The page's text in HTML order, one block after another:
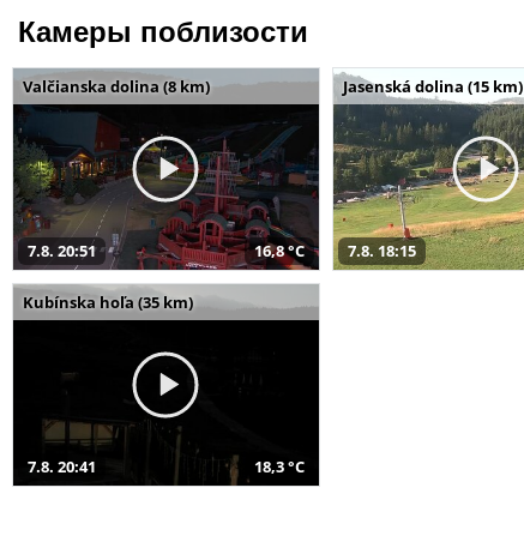
Камеры поблизости
Valčianska dolina (8 km)
7.8. 20:51 16,8 °C
Jasenská dolina (15 km)
7.8. 18:15
Kubínska hoľa (35 km)
7.8. 20:41 18,3 °C